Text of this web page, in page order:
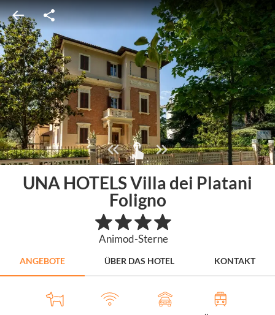
UNA HOTELS Villa dei Platani
Foligno
Animod-Sterne
ANGEBOTE ÜBER DAS HOTEL KONTAKT